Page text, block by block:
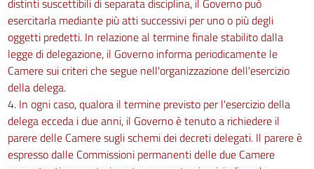
distinti suscettibili di separata disciplina, il Governo può
esercitarla mediante più atti successivi per uno o più degli
oggetti predetti. In relazione al termine finale stabilito dalla
legge di delegazione, il Governo informa periodicamente le
Camere sui criteri che segue nell'organizzazione dell'esercizio
della delega.
4. In ogni caso, qualora il termine previsto per l'esercizio della
delega ecceda i due anni, il Governo è tenuto a richiedere il
parere delle Camere sugli schemi dei decreti delegati. Il parere è
espresso dalle Commissioni permanenti delle due Camere